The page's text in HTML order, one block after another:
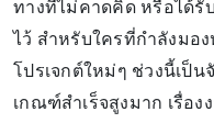
ทางที่ไม่คาดคิด หรือได้รั
ไว้ สำหรับใครที่กำลังมอ
โปรเจกต์ใหม่ๆ ช่วงนี้เป็น
เกณฑ์สำเร็จสูงมาก เรื่อ